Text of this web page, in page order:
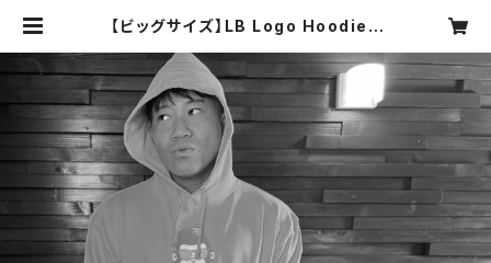
【ビッグサイズ】LB Logo Hoodie |